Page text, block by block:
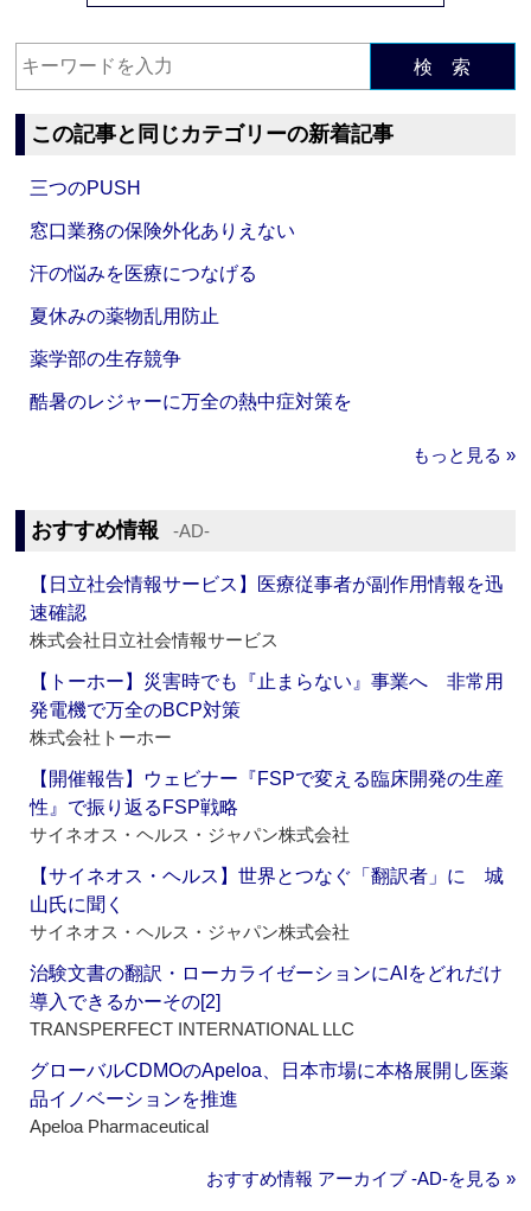
検 索
この記事と同じカテゴリーの新着記事
三つのPUSH
窓口業務の保険外化ありえない
汗の悩みを医療につなげる
夏休みの薬物乱用防止
薬学部の生存競争
酷暑のレジャーに万全の熱中症対策を
もっと見る »
おすすめ情報 ‐AD‐
【日立社会情報サービス】医療従事者が副作用情報を迅
速確認
株式会社日立社会情報サービス
【トーホー】災害時でも『止まらない』事業へ 非常用
発電機で万全のBCP対策
株式会社トーホー
【開催報告】ウェビナー『FSPで変える臨床開発の生産
性』で振り返るFSP戦略
サイネオス・ヘルス・ジャパン株式会社
【サイネオス・ヘルス】世界とつなぐ「翻訳者」に 城
山氏に聞く
サイネオス・ヘルス・ジャパン株式会社
治験文書の翻訳・ローカライゼーションにAIをどれだけ
導入できるかーその[2]
TRANSPERFECT INTERNATIONAL LLC
グローバルCDMOのApeloa、日本市場に本格展開し医薬
品イノベーションを推進
Apeloa Pharmaceutical
おすすめ情報 アーカイブ ‐AD‐を見る »